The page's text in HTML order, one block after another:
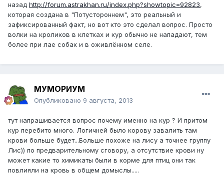
назад http://forum.astrakhan.ru/index.php?showtopic=92823,
которая создана в "Потустороннем", это реальный и
зафиксированный факт, но вот кто это сделал вопрос. Просто
волки на кроликов в клетках и кур обычно не нападают, тем
более при лае собак и в оживлённом селе.
МУМОРИУМ
Опубликовано 9 августа, 2013
тут напрашивается вопрос почему именно на кур ? И притом
кур перебито много. Логичней было корову завалить там
крови больше будет...Больше похоже на лису а точнее группу
Лис)) по предварительному сговору, а отсутствие крови ну
может какие то химикаты были в корме для птиц они так
повлияли на кровь в общем домыслы.....